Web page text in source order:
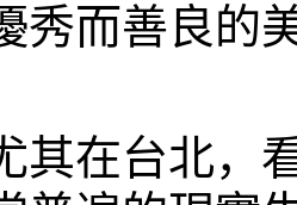
秀而善良的
其在台北，